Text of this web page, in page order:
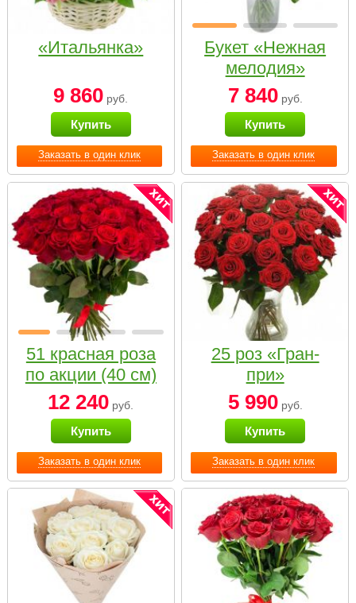
Заказать в один клик
«Итальянка»
9 860 руб.
Купить
Заказать в один клик
Букет «Нежная
мелодия»
7 840руб.
Купить
Заказать в один клик
51 красная роза
по акции (40 см)
12 240 руб.
Купить
Заказать в один клик
25 роз «Гран-
при»
5 990руб.
Купить